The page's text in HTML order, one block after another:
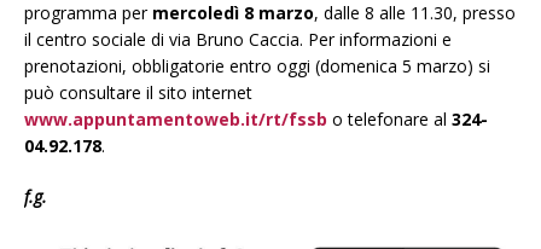
programma per mercoledì 8 marzo, dalle 8 alle 11.30, presso
il centro sociale di via Bruno Caccia. Per informazioni e
prenotazioni, obbligatorie entro oggi (domenica 5 marzo) si
può consultare il sito internet
www.appuntamentoweb.it/rt/fssb o telefonare al 324-
04.92.178.
f.g.